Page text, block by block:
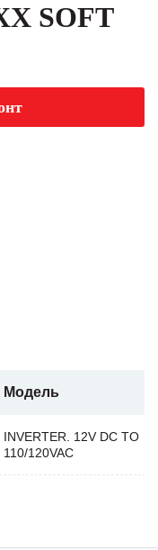
SOFT
Модель
INVERTER. 12V DC TO
110/120VAC